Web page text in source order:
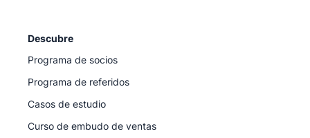
Descubre
Programa de socios
Programa de referidos
Casos de estudio
Curso de embudo de ventas